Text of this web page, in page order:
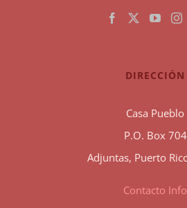
DIRECCIÓN
Casa Pueblo
P.O. Box 704
Adjuntas, Puerto
Contacto Info